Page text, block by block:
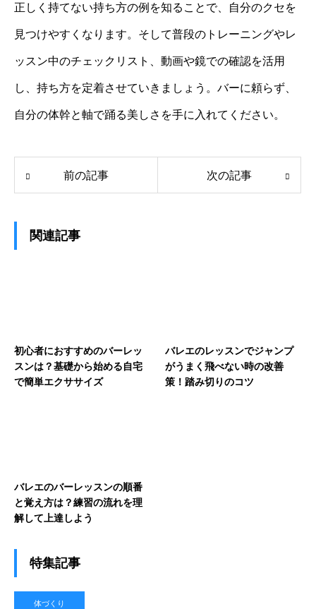
正しく持てない持ち方の例を知ることで、自分のクセを
見つけやすくなります。そして普段のトレーニングやレ
ッスン中のチェックリスト、動画や鏡での確認を活用
し、持ち方を定着させていきましょう。バーに頼らず、
自分の体幹と軸で踊る美しさを手に入れてください。
前の記事 次の記事
関連記事
初心者におすすめのバーレッ
スンは？基礎から始める自宅
で簡単エクササイズ
バレエのレッスンでジャンプ
がうまく飛べない時の改善
策！踏み切りのコツ
バレエのバーレッスンの順番
と覚え方は？練習の流れを理
解して上達しよう
特集記事
体づくり